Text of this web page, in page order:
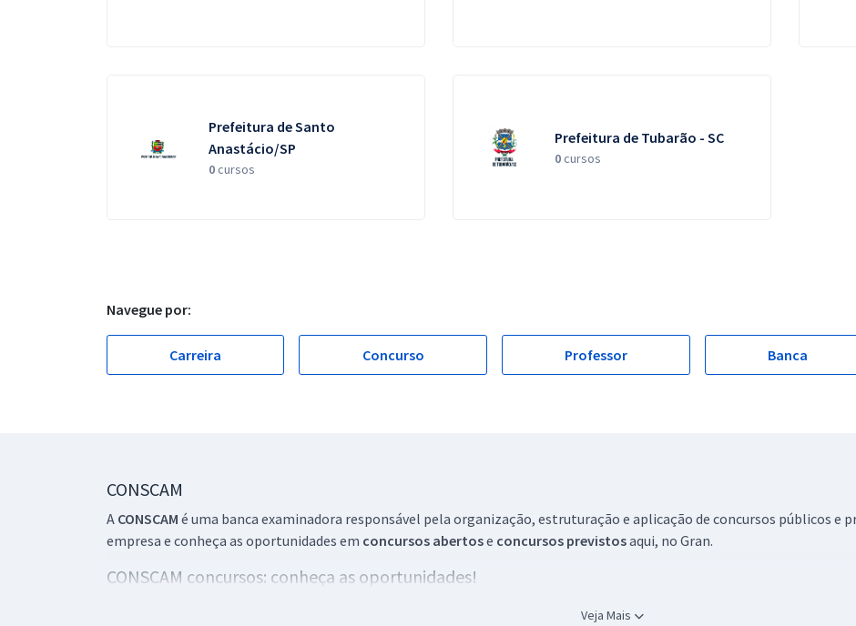
Prefeitura de Santo
Anastácio/SP
0cursos
Prefeitura de Tubarão - SC
0cursos
Navegue por:
Carreira Concurso Professor Banca
CONSCAM
A CONSCAM é uma banca examinadora responsável pela organização, estruturação e aplicação de concursos públicos e
empresa e conheça as oportunidades em concursos abertose concursos previstosaqui, no Gran.
CONSCAM concursos: conheça as oportunidades!
A CONSCAM já foi responsável por dezenas de concursos públicos para cargos de nível médio e superior nas mais diversas
Veja Mais